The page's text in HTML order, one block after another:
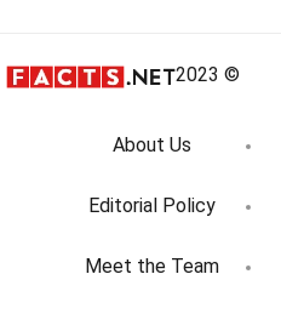
© 2023
About Us
Editorial Policy
Meet the Team